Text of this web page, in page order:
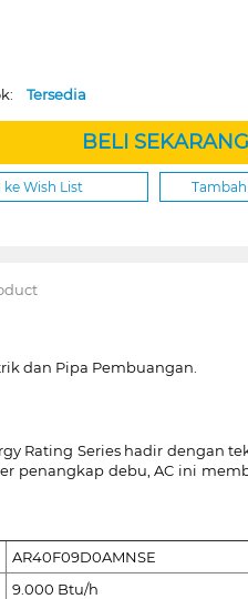
Tersedia
BELI SEKARANG
Wish List
dan Pipa Pembuangan.
Rating Series hadir
penangkap debu, AC ini
AR40F09D0AMNSE
9.000 Btu/h